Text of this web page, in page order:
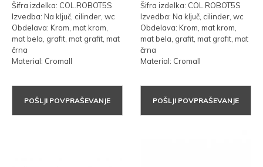
Šifra izdelka: COL.ROBOT5S
Izvedba: Na ključ, cilinder, wc
Obdelava: Krom, mat krom,
mat bela, grafit, mat grafit, mat
črna
Material: Cromall
POŠLJI POVPRAŠEVANJE
Šifra izdelka: COL.ROBOT5S
Izvedba: Na ključ, cilinder, wc
Obdelava: Krom, mat krom,
mat bela, grafit, mat grafit, mat
črna
Material: Cromall
POŠLJI POVPRAŠEVANJE